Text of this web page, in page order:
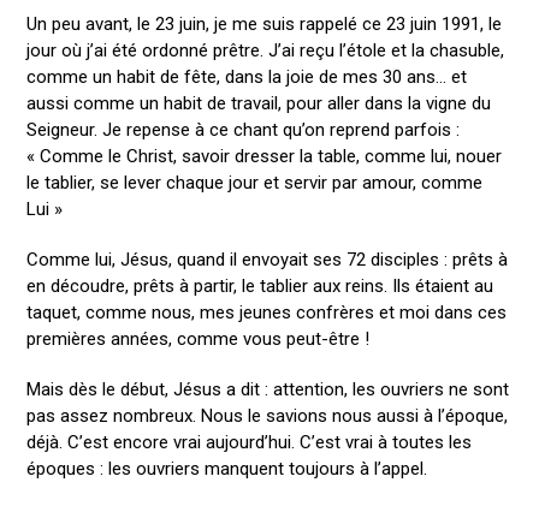
Un peu avant, le 23 juin, je me suis rappelé ce 23 juin 1991, le
jour où j’ai été ordonné prêtre. J’ai reçu l’étole et la chasuble,
comme un habit de fête, dans la joie de mes 30 ans… et
aussi comme un habit de travail, pour aller dans la vigne du
Seigneur. Je repense à ce chant qu’on reprend parfois :
« Comme le Christ, savoir dresser la table, comme lui, nouer
le tablier, se lever chaque jour et servir par amour, comme
Lui »
Comme lui, Jésus, quand il envoyait ses 72 disciples : prêts à
en découdre, prêts à partir, le tablier aux reins. Ils étaient au
taquet, comme nous, mes jeunes confrères et moi dans ces
premières années, comme vous peut-être !
Mais dès le début, Jésus a dit : attention, les ouvriers ne sont
pas assez nombreux. Nous le savions nous aussi à l’époque,
déjà. C’est encore vrai aujourd’hui. C’est vrai à toutes les
époques : les ouvriers manquent toujours à l’appel.